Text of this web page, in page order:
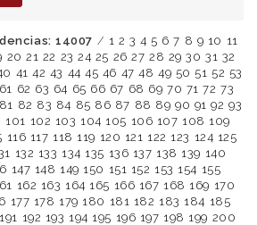
14007 / 1 2 3 4 5 6 7 8 9 10 11
20 21 22 23 24 25 26 27 28 29 30 31 32
41 42 43 44 45 46 47 48 49 50 51 52 53
61 62 63 64 65 66 67 68 69 70 71 72 73
81 82 83 84 85 86 87 88 89 90 91 92 93
101 102 103 104 105 106 107 108 109
116 117 118 119 120 121 122 123 124 125
132 133 134 135 136 137 138 139 140
147 148 149 150 151 152 153 154 155
162 163 164 165 166 167 168 169 170
177 178 179 180 181 182 183 184 185
191 192 193 194 195 196 197 198 199 200